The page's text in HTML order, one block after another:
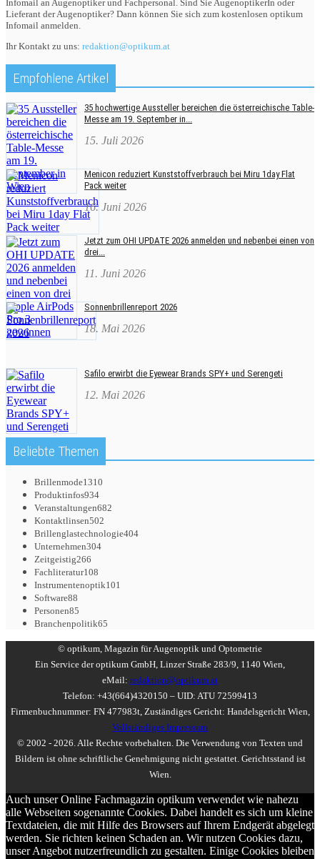
Infomail an Augenoptiker und Fachpersonal. Sind Sie AugenoptikerIn oder
Lieferant der Augenoptiker? Dann können Sie sich zum kostenlosen optikum
Infomail anmelden.
Ihr Kontakt zu uns: redaktion@optikum.at
Empfohlene Artikel
35 hochwertige Aussteller bereichen die österreichische Table-
Messe am 19. September in...
15. Juli 2026
Menicon reduziert Kunststoffverbrauch bei Miru 1day Flat
Pack weiter
16. Juni 2026
Jetzt zum OHI UPDATE 2026 anmelden und nebenbei einen von
drei...
11. Juni 2026
Sonnenbrillenreport 2026
18. Mai 2026
Safilo erwirbt die Eyewear Brands SPY+ und Serengeti
12. Mai 2026
Beliebte Themen
Brillenmode1310
Produktinfos934
Veranstaltungen682
Kontaktlinsen502
Brillenglastechnologie404
Unternehmen304
Zeitgeistig266
Fachliteratur108
Instrumentenoptik101
Software88
Personen85
Branchenpolitik65
© optikum, Magazin für Augenoptik und Optometrie
Ein Service der optikum GmbH, Linzer Straße 283/9, 1140 Wien,
eMail: redaktion@optikum.at
Telefon: +43(664)4320150 – UID: ATU 72599413
Firmenbuchnummer: FN 477983t, Zuständiges Gericht: Handelsgericht Wien,
Vollständiges Impressum
© 2002 - 2026. Alle Rechte vorbehalten. Die Verwendung von Texten und
Bildern ist ohne schriftliche Genehmigung nicht gestattet. Gerichtsstand ist
Wien.
Auch unser Online Fachmagazin optikum verwendet wie nahezu
alle Webseiten sogenannte Cookies. Dabei handelt es sich um kleine
Textdateien, die mit Hilfe des Browsers auf Ihrem Endgerät abgelegt
werden. Sie richten keinen Schaden an. Wir nutzen Cookies dazu,
unser Angebot nutzerfreundlich zu gestalten. Einige Cookies bleiben